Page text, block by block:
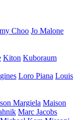
Choo Jo Malone
Kiton Kuboraum
Loro Piana Louis
Margiela Maison
Marc Jacobs